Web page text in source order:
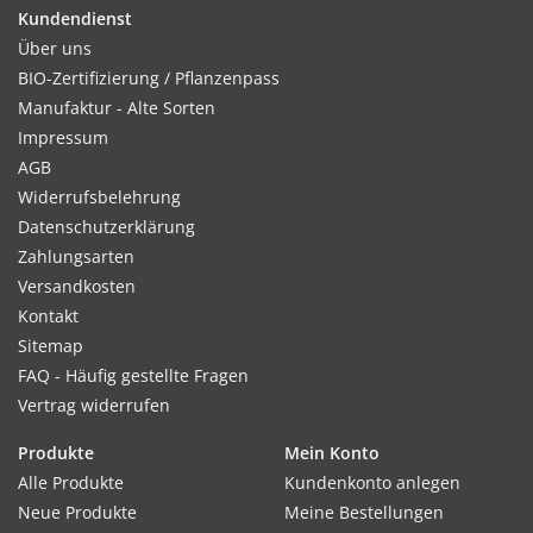
Kultur:
Reihenabstand ca. 25–30 cm, in der Reihe nach 30 Tagen auf
ca. 25 cm vereinzeln.
Standort:
Anspruchslos. Leichte Volldüngergabe und Kompostzugabe
vor dem Säen und nach dem Vereinzeln sind ausreichend.
Verleiht Longdrinks wie Hugo oder Mojito das spezielle
Aroma. Auch als Tee oder zur Dekoration von Speisen
geeignet.
Kundendienst
Über uns
BIO-Zertifizierung / Pflanzenpass
Manufaktur - Alte Sorten
Impressum
AGB
Widerrufsbelehrung
Datenschutzerklärung
Zahlungsarten
Versandkosten
Kontakt
Sitemap
FAQ - Häufig gestellte Fragen
Vertrag widerrufen
Produkte
Alle Produkte
Neue Produkte
Mein Konto
Kundenkonto anlegen
Meine Bestellungen